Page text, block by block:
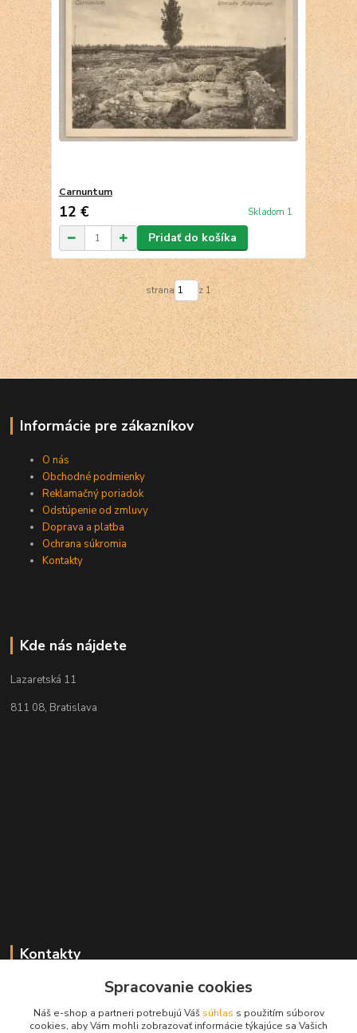
Carnuntum
12 € Skladom 1
Pridať do košíka
strana z 1
Informácie pre zákazníkov
O nás
Obchodné podmienky
Reklamačný poriadok
Odstúpenie od zmluvy
Doprava a platba
Ochrana súkromia
Kontakty
Kde nás nájdete
Lazaretská 11
811 08, Bratislava
Kontakty
+421 2 529 67 411
(Po - Pia: 10:00 - 17:30)
Spracovanie cookies
Náš e-shop a partneri potrebujú Váš súhlas s použitím súborov
cookies, aby Vám mohli zobrazovať informácie týkajúce sa Vašich